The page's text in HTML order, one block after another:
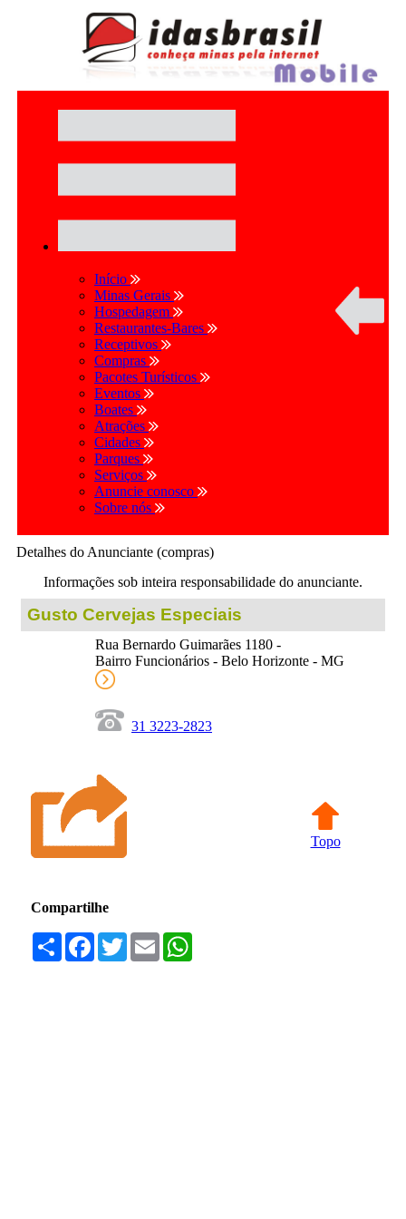
Início
Minas Gerais
Hospedagem
Restaurantes-Bares
Receptivos
Compras
Pacotes Turísticos
Eventos
Boates
Atrações
Cidades
Parques
Serviços
Anuncie conosco
Sobre nós
Detalhes do Anunciante (compras)
Informações sob inteira responsabilidade do anunciante.
Gusto Cervejas Especiais
Rua Bernardo Guimarães 1180 -
Bairro Funcionários - Belo Horizonte - MG
31 3223-2823
Topo
Compartilhe
Compartilhar
Facebook
TwitterEmail